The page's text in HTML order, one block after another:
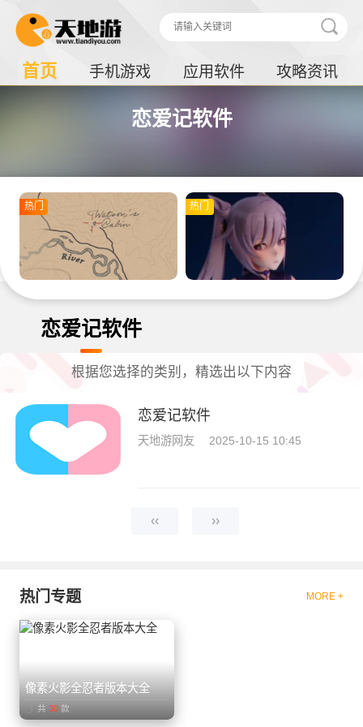
首页 手机游戏 应用软件 攻略资讯
恋爱记软件
热门 热门
恋爱记软件
根据您选择的类别，精选出以下内容
恋爱记软件
天地游网友 2025-10-15 10:45
‹‹ ››
热门专题 MORE +
像素火影全忍者版本大全
共 30 款